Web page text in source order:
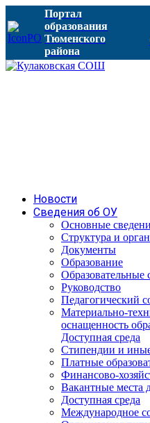
Портал
образования
Тюменского
района
Новости
Сведения об ОУ
Основные
Структура и
Документы
Образование
Образовательные
Руководство
Педагогический
Материально-
оснащенность
Доступная среда
Стипендии и
Платные
Финансово-
Вакантные места
Доступная среда
Международное